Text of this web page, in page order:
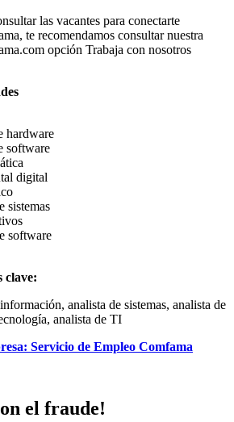
las vacantes para conectarte
te recomendamos consultar nuestra
opción Trabaja con nosotros
hardware
software
digital
sistemas
software
clave:
analista de sistemas, analista de
analista de TI
: Servicio de Empleo Comfama
el fraude!